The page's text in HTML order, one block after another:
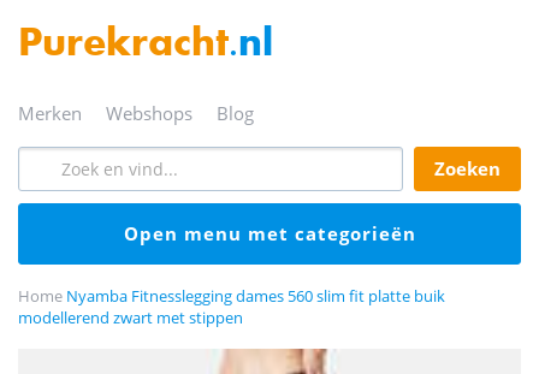
Purekracht.nl
merken webshops blog
zoeken
open menu met categorieën
Home Nyamba Fitnesslegging dames 560 slim fit platte buik
modellerend zwart met stippen